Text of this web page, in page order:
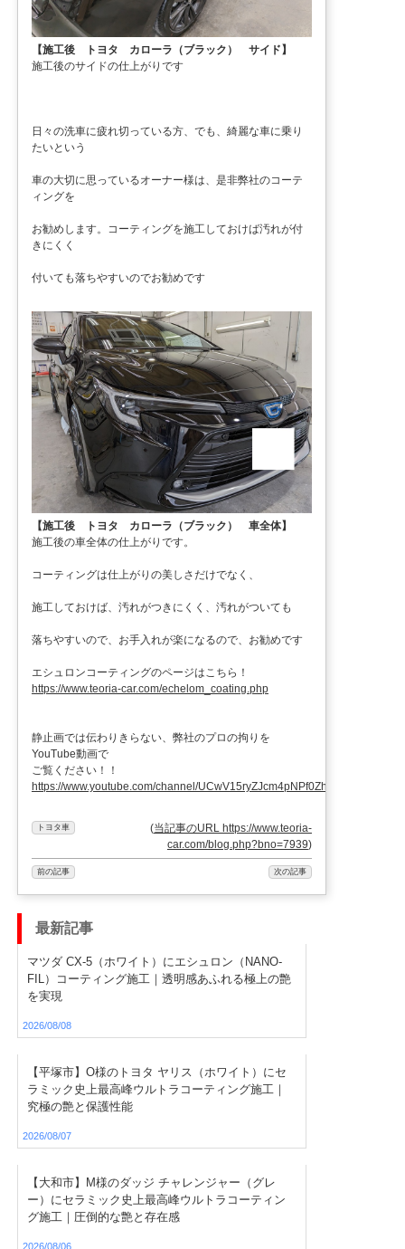
【施工後 トヨタ カローラ（ブラック） サイド】
施工後のサイドの仕上がりです
日々の洗車に疲れ切っている方、でも、綺麗な車に乗り
たいという
車の大切に思っているオーナー様は、是非弊社のコーテ
ィングを
お勧めします。コーティングを施工しておけば汚れが付
きにくく
付いても落ちやすいのでお勧めです
【施工後 トヨタ カローラ（ブラック） 車全体】
施工後の車全体の仕上がりです。
コーティングは仕上がりの美しさだけでなく、
施工しておけば、汚れがつきにくく、汚れがついても
落ちやすいので、お手入れが楽になるので、お勧めです
エシュロンコーティングのページはこちら！
https://www.teoria-car.com/echelom_coating.php
静止画では伝わりきらない、弊社のプロの拘りを
YouTube動画で
ご覧ください！！
https://www.youtube.com/channel/UCwV15ryZJcm4pNPf0ZhXu9g
トヨタ車 (当記事のURL https://www.teoria-
car.com/blog.php?bno=7939)
前の記事 次の記事
最新記事
マツダ CX-5（ホワイト）にエシュロン（NANO-
FIL）コーティング施工｜透明感あふれる極上の艶
を実現
2026/08/08
【平塚市】O様のトヨタ ヤリス（ホワイト）にセ
ラミック史上最高峰ウルトラコーティング施工｜
究極の艶と保護性能
2026/08/07
【大和市】M様のダッジ チャレンジャー（グレ
ー）にセラミック史上最高峰ウルトラコーティン
グ施工｜圧倒的な艶と存在感
2026/08/06